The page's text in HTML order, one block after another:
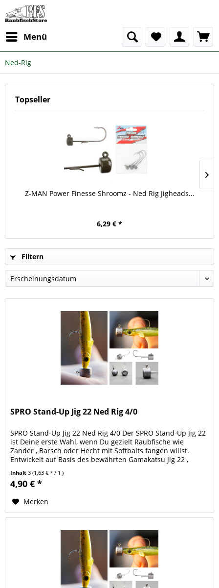
Menü
Ned-Rig
Topseller
Z-MAN Power Finesse Shroomz - Ned Rig Jigheads...
6,29 € *
Filtern
SPRO Stand-Up Jig 22 Ned Rig 4/0
SPRO Stand-Up Jig 22 Ned Rig 4/0 Der SPRO Stand-Up Jig 22
ist Deine erste Wahl, wenn Du gezielt Raubfische wie
Zander , Barsch oder Hecht mit Softbaits fangen willst.
Entwickelt auf Basis des bewährten Gamakatsu Jig 22 ,
Inhalt3(1,63 € * / 1 )
4,90 € *
Merken